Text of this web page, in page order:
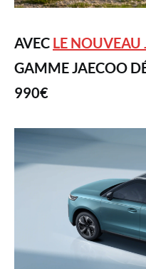
AVEC LE NOUVEAU
GAMME JAECOO
990€